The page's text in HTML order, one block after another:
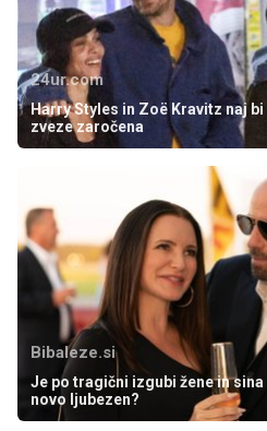
24ur.com
Harry Styles in Zoë Kravitz naj
zveze zaročena
Bibaleze.si
Je po tragični izgubi žene in
novo ljubezen?